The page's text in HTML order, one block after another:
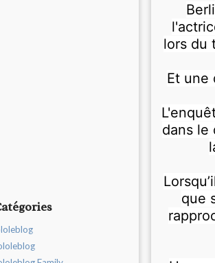
lors du
Et une
dans le
que